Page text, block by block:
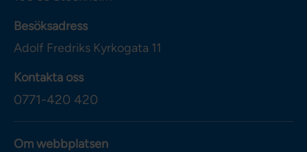
Besöksadress
Adolf Fredriks Kyrkogata 11
Kontakta oss
0771-420 420
Om webbplatsen